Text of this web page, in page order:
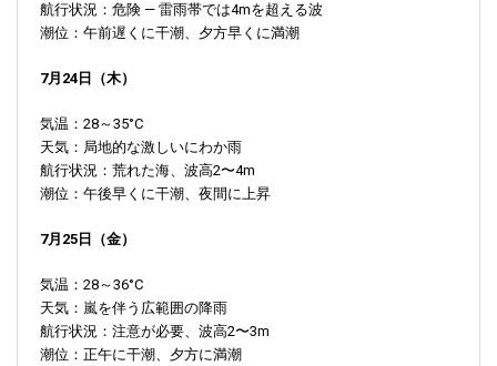
航行状況：危険 — 雷雨帯では4mを超える波
潮位：午前遅くに干潮、夕方早くに満潮
7月24日（木）
気温：28～35°C
天気：局地的な激しいにわか雨
航行状況：荒れた海、波高2〜4m
潮位：午後早くに干潮、夜間に上昇
7月25日（金）
気温：28～36°C
天気：嵐を伴う広範囲の降雨
航行状況：注意が必要、波高2〜3m
潮位：正午に干潮、夕方に満潮